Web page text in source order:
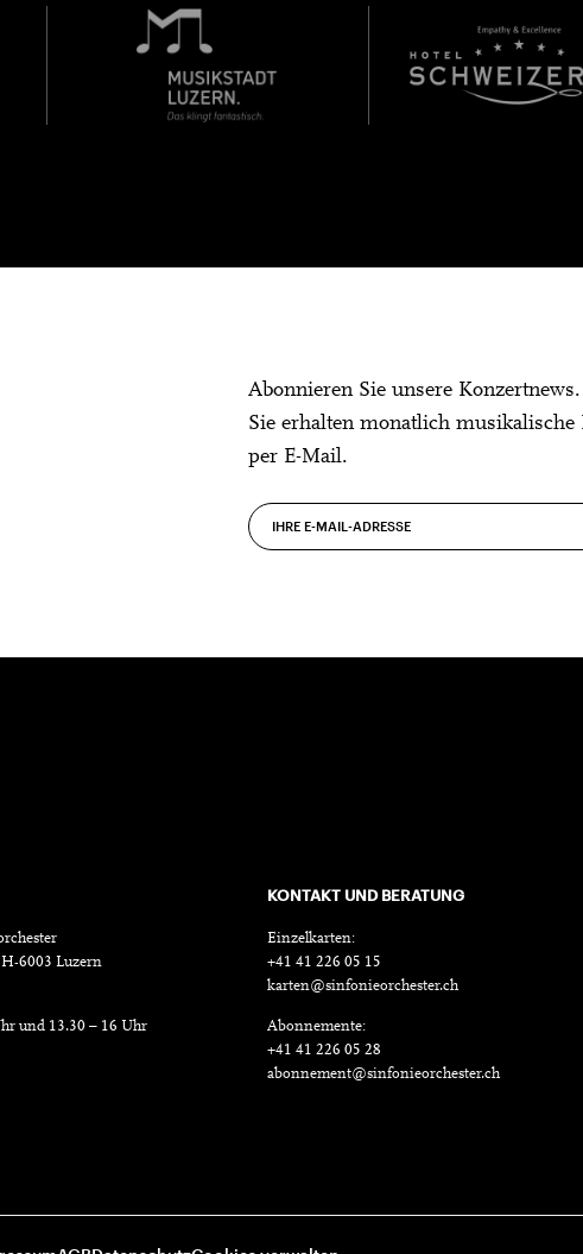
Abonnieren Sie unsere Konzertnews.
Sie erhalten monatlich musikalische
per E-Mail.
6003 Luzern
und 13.30 – 16 Uhr
KONTAKT UND BERATUNG
Einzelkarten:
+41 41 226 05 15
karten@sinfonieorchester.ch
Abonnemente:
+41 41 226 05 28
abonnement@sinfonieorchester.ch